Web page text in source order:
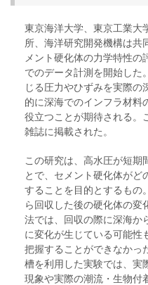
東京海洋大学、東京工業大
所、海洋研究開発機構は共
メント硬化体の力学特性
でのデータ計測を開始した
じる圧力やひずみを実際
的に深海でのインフラ材料
役立つことが期待される。
雑誌に掲載された。
この研究は、高水圧が短期
とで、セメント硬化体がど
することを目的とするもの
ら回収した後の硬化体の変
法では、回収の際に深海か
に変化が生じている可能性
把握することができなかっ
槽を利用した実験では、実
現象や実際の潮流・生物付